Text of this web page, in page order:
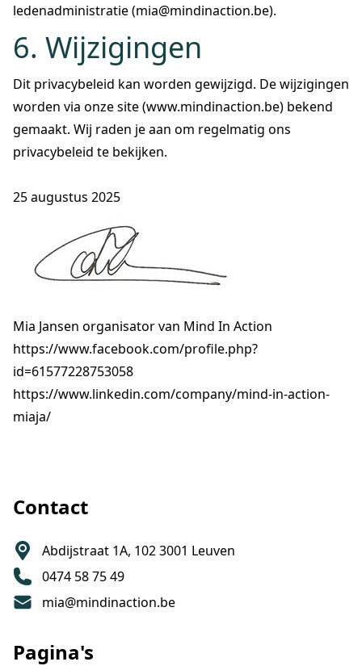
ledenadministratie (mia@mindinaction.be).
6. Wijzigingen
Dit privacybeleid kan worden gewijzigd. De wijzigingen
worden via onze site (www.mindinaction.be) bekend
gemaakt. Wij raden je aan om regelmatig ons
privacybeleid te bekijken.
25 augustus 2025
Mia Jansen organisator van Mind In Action
https://www.facebook.com/profile.php?
id=61577228753058
https://www.linkedin.com/company/mind-in-action-
miaja/
Contact
Abdijstraat 1A, 102 3001 Leuven
0474 58 75 49
mia@mindinaction.be
Pagina's